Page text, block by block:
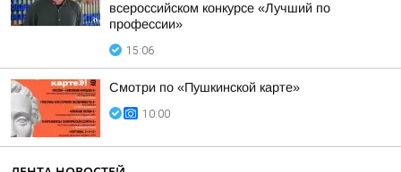
всероссийском конкурсе «Лучший по
профессии»
15:06
Смотри по «Пушкинской карте»
10:00